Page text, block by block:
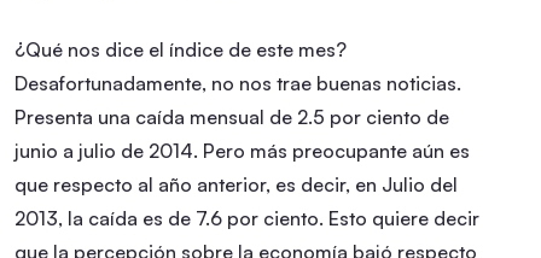
¿Qué nos dice el índice de este mes?
Desafortunadamente, no nos trae buenas noticias.
Presenta una caída mensual de 2.5 por ciento de
junio a julio de 2014. Pero más preocupante aún es
que respecto al año anterior, es decir, en Julio del
2013, la caída es de 7.6 por ciento. Esto quiere decir
que la percepción sobre la economía bajó respecto